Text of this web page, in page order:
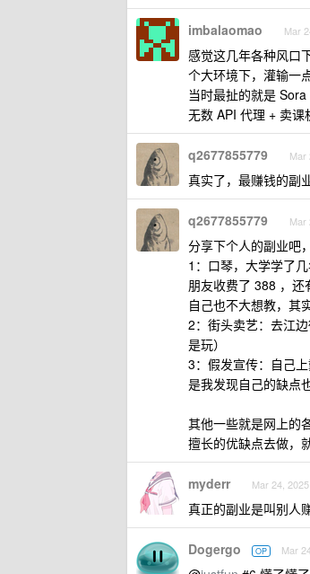
imbalaomao Mar
感觉这几年各种风口
个大环境下，灌输一
当时最扯的就是
无数 API 代理 + 卖
q2677855779 Mar
真实了，最赚钱的副
q2677855779 Mar
分享下个人的副业吧
1：口琴，大学学了
朋友收费了 388 ，
自己也不大想教，其
2：街头卖艺：去江
是玩）
3：假发宣传：自己
是我发现自己的缺点
其他一些就是网上的
擅长的优缺点去做，
myderr Mar 24, 2025
真正的副业是叫别人
Dogergo OP Mar